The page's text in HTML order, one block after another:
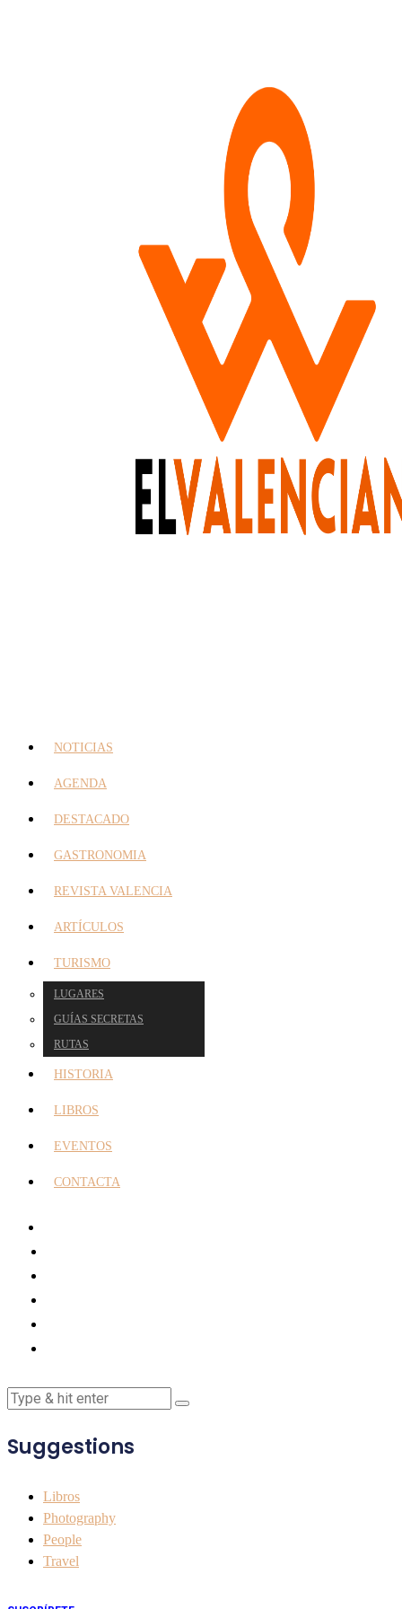
NOTICIAS
AGENDA
DESTACADO
GASTRONOMIA
REVISTA VALENCIA
ARTÍCULOS
TURISMO
LUGARES
GUÍAS SECRETAS
RUTAS
HISTORIA
LIBROS
EVENTOS
CONTACTA
Suggestions
Libros
Photography
People
Travel